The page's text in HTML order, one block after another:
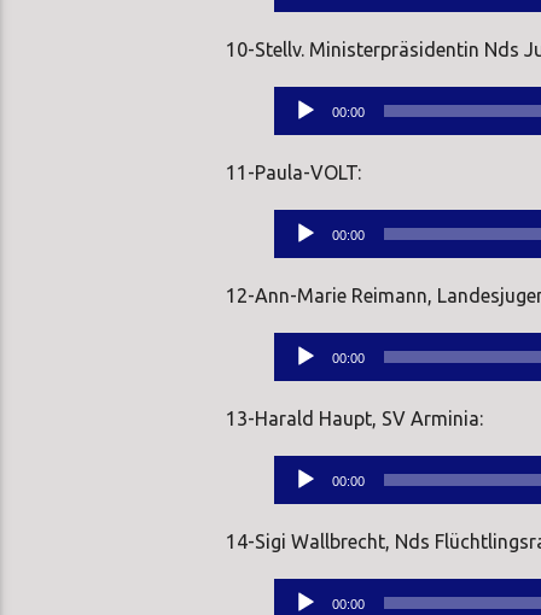
Player
10-Stellv. Ministerpräsidentin Nds
Audio-
Player
00:00
11-Paula-VOLT:
Audio-
Player
00:00
12-Ann-Marie Reimann,
Audio-
Player
00:00
13-Harald Haupt, SV Arminia:
Audio-
Player
00:00
14-Sigi Wallbrecht, Nds
Audio-00:00